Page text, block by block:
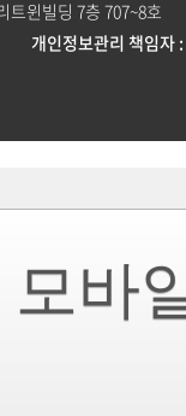
트윈빌딩 7층 707~8호
개인정보관리 책임자
바